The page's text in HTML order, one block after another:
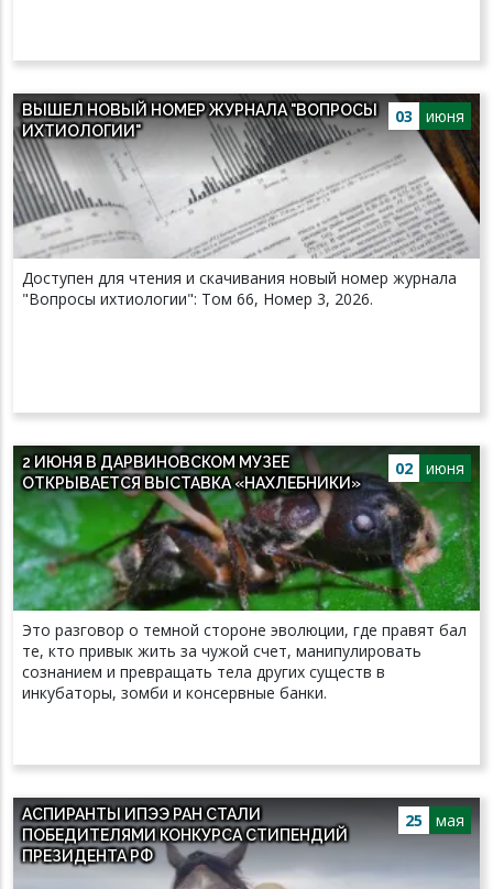
03 июня
ВЫШЕЛ НОВЫЙ НОМЕР ЖУРНАЛА "ВОПРОСЫ
ИХТИОЛОГИИ"
Доступен для чтения и скачивания новый номер журнала
"Вопросы ихтиологии": Том 66, Номер 3, 2026.
02 июня
2 ИЮНЯ В ДАРВИНОВСКОМ МУЗЕЕ
ОТКРЫВАЕТСЯ ВЫСТАВКА «НАХЛЕБНИКИ»
Это разговор о темной стороне эволюции, где правят бал
те, кто привык жить за чужой счет, манипулировать
сознанием и превращать тела других существ в
инкубаторы, зомби и консервные банки.
25 мая
АСПИРАНТЫ ИПЭЭ РАН СТАЛИ
ПОБЕДИТЕЛЯМИ КОНКУРСА СТИПЕНДИЙ
ПРЕЗИДЕНТА РФ